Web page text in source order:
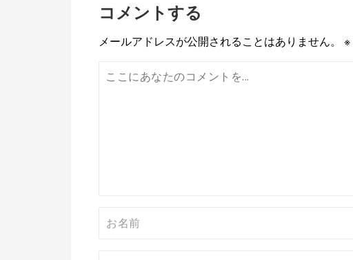
ナ
ビ
ゲ
コメントする
メールアドレスが公開されることはありません。 ※